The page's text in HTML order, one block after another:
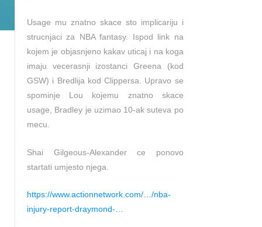
Usage mu znatno skace sto implicariju i
strucnjaci za NBA fantasy. Ispod link na
kojem je objasnjeno kakav uticaj i na koga
imaju vecerasnji izostanci Greena (kod
GSW) i Bredlija kod Clippersa. Upravo se
spominje Lou kojemu znatno skace
usage, Bradley je uzimao 10-ak suteva po
mecu.
Shai Gilgeous-Alexander ce ponovo
startati umjesto njega.
https://www.actionnetwork.com/…/nba-
injury-report-draymond-…